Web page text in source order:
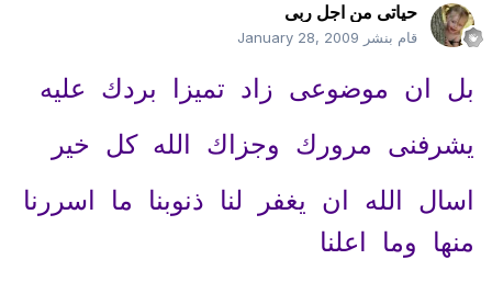
حياتى من اجل ربى
قام بنشر January 28, 2009
بل ان موضوعى زاد تميزا بردك عليه
يشرفنى مرورك وجزاك الله كل خير
اسال الله ان يغفر لنا ذنوبنا ما اسررنا
منها وما اعلنا